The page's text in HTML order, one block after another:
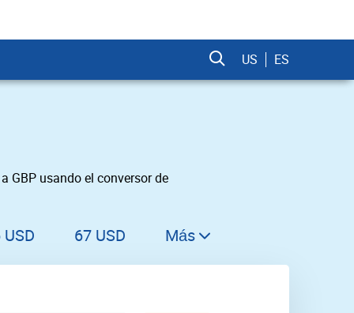
US ES
GBP usando el conversor de
67 USD
69 USD
Más